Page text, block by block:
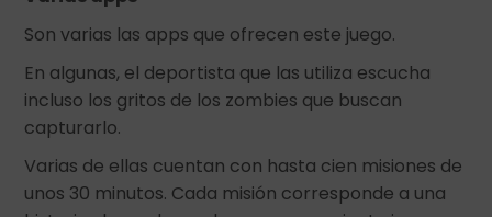
Son varias las apps que ofrecen este juego.
En algunas, el deportista que las utiliza escucha
incluso los gritos de los zombies que buscan
capturarlo.
Varias de ellas cuentan con hasta cien misiones de
unos 30 minutos. Cada misión corresponde a una